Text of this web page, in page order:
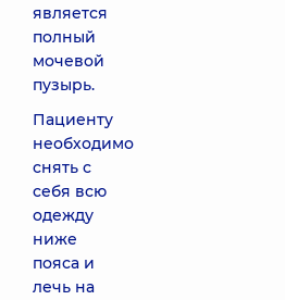
является
полный
мочевой
пузырь.
Пациенту
необходимо
снять с
себя всю
одежду
ниже
пояса и
лечь на